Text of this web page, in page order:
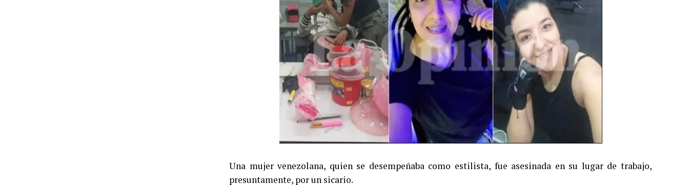
Una mujer venezolana, quien se desempeñaba como estilista, fue asesinada en su lugar de trabajo,
presuntamente, por un sicario.